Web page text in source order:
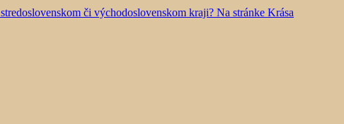
či východoslovenskom kraji? Na stránke Krása